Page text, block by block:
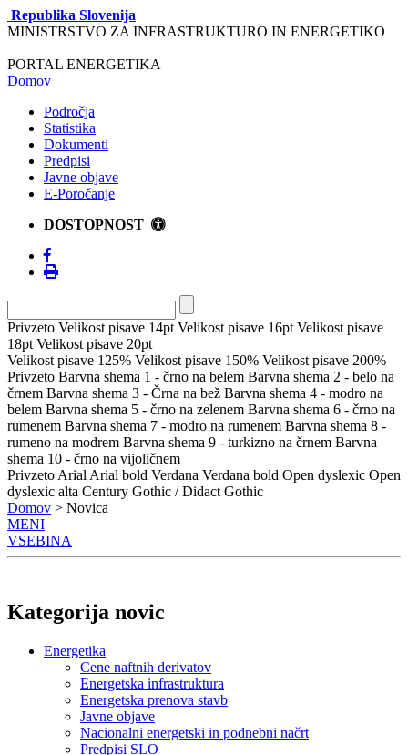
Republika Slovenija
MINISTRSTVO ZA INFRASTRUKTURO IN ENERGETIKO
PORTAL ENERGETIKA
Domov
Področja
Statistika
Dokumenti
Predpisi
Javne objave
E-Poročanje
DOSTOPNOST
Privzeto Velikost pisave 14pt Velikost pisave 16pt Velikost pisave
18pt Velikost pisave 20pt
Velikost pisave 125% Velikost pisave 150% Velikost pisave 200%
Privzeto Barvna shema 1 - črno na belem Barvna shema 2 - belo na
črnem Barvna shema 3 - Črna na bež Barvna shema 4 - modro na
belem Barvna shema 5 - črno na zelenem Barvna shema 6 - črno na
rumenem Barvna shema 7 - modro na rumenem Barvna shema 8 -
rumeno na modrem Barvna shema 9 - turkizno na črnem Barvna
shema 10 - črno na vijoličnem
Privzeto Arial Arial bold Verdana Verdana bold Open dyslexic Open
dyslexic alta Century Gothic / Didact Gothic
Domov > Novica
MENI
VSEBINA
Kategorija novic
Energetika
Cene naftnih derivatov
Energetska infrastruktura
Energetska prenova stavb
Javne objave
Nacionalni energetski in podnebni načrt
Predpisi SLO